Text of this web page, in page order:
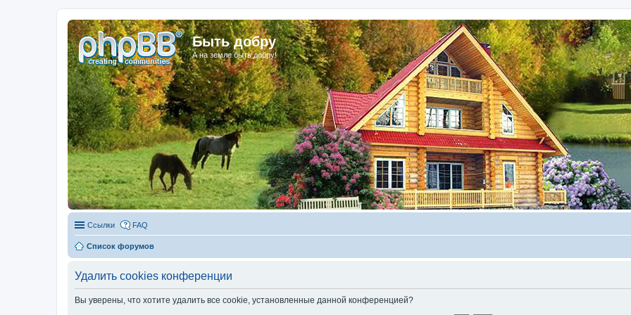
Быть добру
А на земле быть добру!
Ссылки FAQ
Список форумов
Удалить cookies конференции
Вы уверены, что хотите удалить все cookie, установленные данной конференцией?